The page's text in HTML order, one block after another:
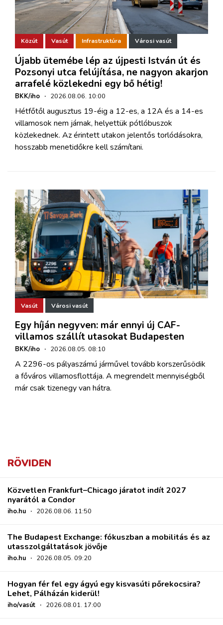
Közút Vasút Infrastruktúra Városi vasút
Újabb ütemébe lép az újpesti István út és
Pozsonyi utca felújítása, ne nagyon akarjon
arrafelé közlekedni egy bő hétig!
BKK/iho · 2026.08.06. 10:00
Hétfőtől augusztus 19-éig a 12-es, a 12A és a 14-es
villamosok nem járnak, helyettük pótlóbuszok
közlekednek. Az érintett utakon jelentős torlódásokra,
hosszabb menetidőkre kell számítani.
Vasút Városi vasút
Egy híján negyven: már ennyi új CAF-
villamos szállít utasokat Budapesten
BKK/iho · 2026.08.05. 08:10
A 2296-os pályaszámú járművel tovább korszerűsödik
a főváros villamosflottája. A megrendelt mennyiségből
már csak tizenegy van hátra.
RÖVIDEN
Közvetlen Frankfurt–Chicago járatot indít 2027
nyarától a Condor
iho.hu · 2026.08.06. 11:50
The Budapest Exchange: fókuszban a mobilitás és az
utasszolgáltatások jövője
iho.hu · 2026.08.05. 09:20
Hogyan fér fel egy ágyú egy kisvasúti pőrekocsira?
Lehet, Pálházán kiderül!
iho/vasút · 2026.08.01. 17:00